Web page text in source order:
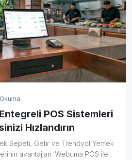
POS Sistemleri
Hızlandırın
Sepeti, Getir ve Trendyol Yemek
avantajları. Webuma POS ile